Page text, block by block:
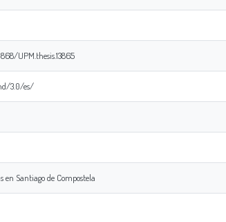
UPM.thesis.13865
3.0/es/
en Santiago de Compostela